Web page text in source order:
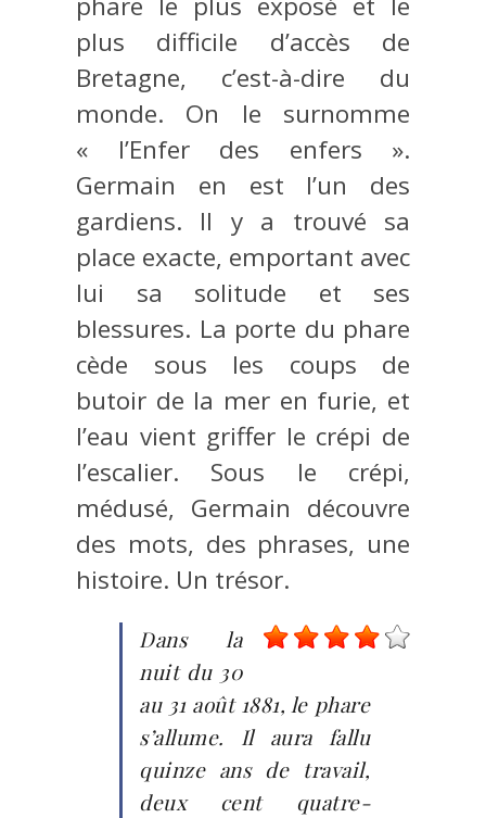
plus difficile d’accès de
Bretagne, c’est-à-dire du
monde. On le surnomme
« l’Enfer des enfers ».
Germain en est l’un des
gardiens. Il y a trouvé sa
place exacte, emportant avec
lui sa solitude et ses
blessures. La porte du phare
cède sous les coups de
butoir de la mer en furie, et
l’eau vient griffer le crépi de
l’escalier. Sous le crépi,
médusé, Germain découvre
des mots, des phrases, une
histoire. Un trésor.
Dans la
nuit du 30
au 31 août 1881, le phare
s’allume. Il aura fallu
quinze ans de travail,
deux cent quatre-